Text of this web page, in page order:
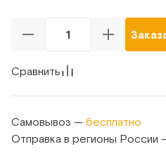
Сравнить
Самовывоз — бесплатно
Отправка в регионы России